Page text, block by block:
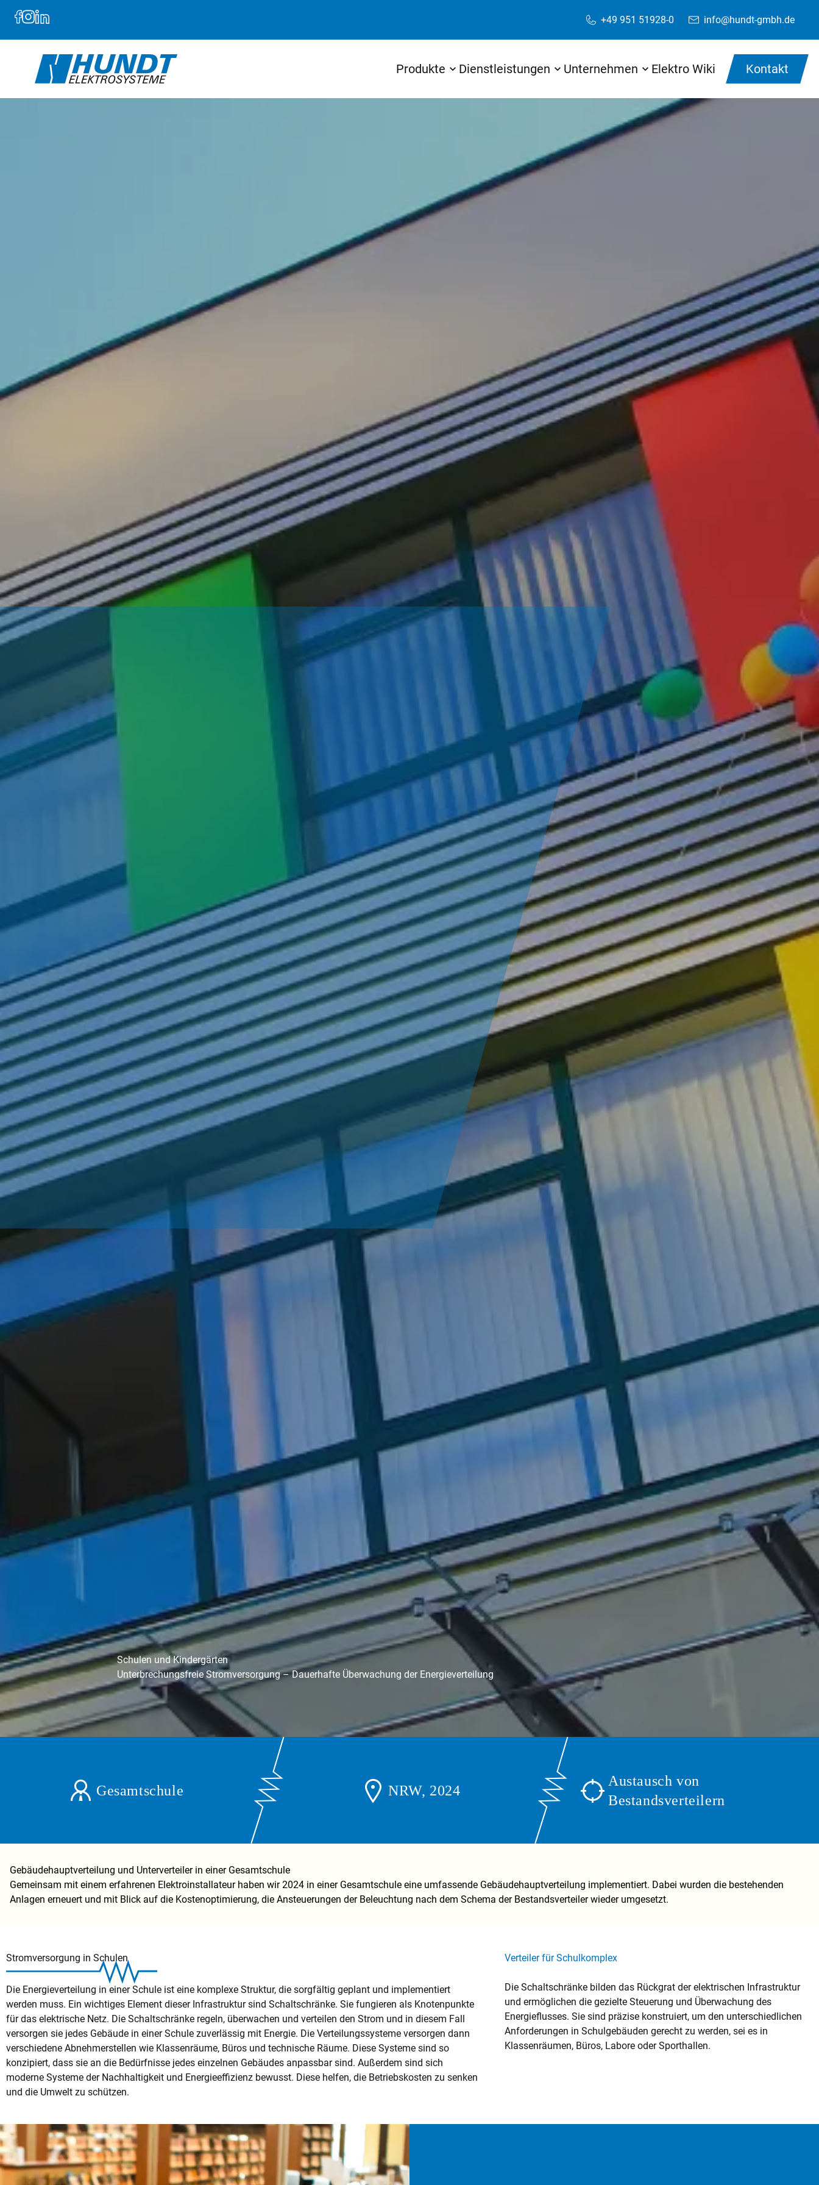
Anrufen
+49 951 51928-0
E-Mail schreiben
info@hundt-gmbh.de
Produkte Dienstleistungen Unternehmen Elektro Wiki Kontakt
Schulen und Kindergärten
Unterbrechungsfreie Stromversorgung – Dauerhafte Überwachung der Energieverteilung
Gesamtschule NRW, 2024
Austausch von
Bestandsverteilern
Gebäudehauptverteilung und Unterverteiler in einer Gesamtschule
Gemeinsam mit einem erfahrenen Elektroinstallateur haben wir 2024 in einer Gesamtschule eine umfassende Gebäudehauptverteilung implementiert. Dabei wurden die bestehenden
Anlagen erneuert und mit Blick auf die Kostenoptimierung, die Ansteuerungen der Beleuchtung nach dem Schema der Bestandsverteiler wieder umgesetzt.
Stromversorgung in Schulen
Die Energieverteilung in einer Schule ist eine komplexe Struktur, die sorgfältig geplant und implementiert
werden muss. Ein wichtiges Element dieser Infrastruktur sind Schaltschränke. Sie fungieren als Knotenpunkte
für das elektrische Netz. Die Schaltschränke regeln, überwachen und verteilen den Strom und in diesem Fall
versorgen sie jedes Gebäude in einer Schule zuverlässig mit Energie. Die Verteilungssysteme versorgen dann
verschiedene Abnehmerstellen wie Klassenräume, Büros und technische Räume. Diese Systeme sind so
konzipiert, dass sie an die Bedürfnisse jedes einzelnen Gebäudes anpassbar sind. Außerdem sind sich
moderne Systeme der Nachhaltigkeit und Energieeffizienz bewusst. Diese helfen, die Betriebskosten zu senken
und die Umwelt zu schützen.
Verteiler für Schulkomplex
Die Schaltschränke bilden das Rückgrat der elektrischen Infrastruktur
und ermöglichen die gezielte Steuerung und Überwachung des
Energieflusses. Sie sind präzise konstruiert, um den unterschiedlichen
Anforderungen in Schulgebäuden gerecht zu werden, sei es in
Klassenräumen, Büros, Labore oder Sporthallen.